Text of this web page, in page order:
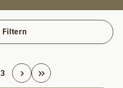
Filtern
Seite
3